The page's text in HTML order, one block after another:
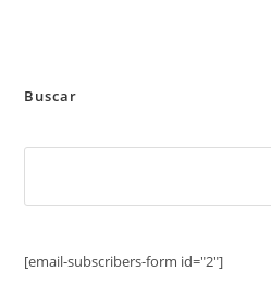
Buscar
[email-subscribers-form id="2"]